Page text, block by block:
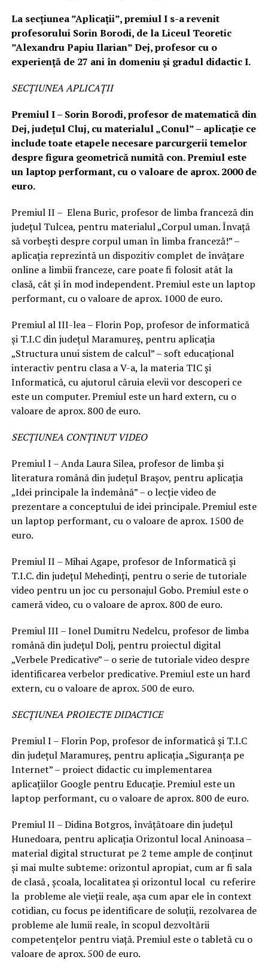
La secțiunea ”Aplicații”, premiul I s-a revenit
profesorului Sorin Borodi, de la Liceul Teoretic
”Alexandru Papiu Ilarian” Dej, profesor cu o
experiență de 27 ani în domeniu şi gradul didactic I.
SECȚIUNEA APLICAȚII
Premiul I – Sorin Borodi, profesor de matematică din
Dej, județul Cluj, cu materialul „Conul” – aplicație ce
include toate etapele necesare parcurgerii temelor
despre figura geometrică numită con. Premiul este
un laptop performant, cu o valoare de aprox. 2000 de
euro.
Premiul II – Elena Buric, profesor de limba franceză din
județul Tulcea, pentru materialul „Corpul uman. Învață
să vorbești despre corpul uman în limba franceză!” –
aplicația reprezintă un dispozitiv complet de învățare
online a limbii franceze, care poate fi folosit atât la
clasă, cât și în mod independent. Premiul este un laptop
performant, cu o valoare de aprox. 1000 de euro.
Premiul al III-lea – Florin Pop, profesor de informatică
și T.I.C din județul Maramureș, pentru aplicația
„Structura unui sistem de calcul” – soft educațional
interactiv pentru clasa a V-a, la materia TIC și
Informatică, cu ajutorul căruia elevii vor descoperi ce
este un computer. Premiul este un hard extern, cu o
valoare de aprox. 800 de euro.
SECȚIUNEA CONȚINUT VIDEO
Premiul I – Anda Laura Silea, profesor de limba și
literatura română din județul Brașov, pentru aplicația
„Idei principale la îndemână” – o lecție video de
prezentare a conceptului de idei principale. Premiul este
un laptop performant, cu o valoare de aprox. 1500 de
euro.
Premiul II – Mihai Agape, profesor de Informatică și
T.I.C. din județul Mehedinți, pentru o serie de tutoriale
video pentru un joc cu personajul Gobo. Premiul este o
cameră video, cu o valoare de aprox. 800 de euro.
Premiul III – Ionel Dumitru Nedelcu, profesor de limba
română din județul Dolj, pentru proiectul digital
„Verbele Predicative” – o serie de tutoriale video despre
identificarea verbelor predicative. Premiul este un hard
extern, cu o valoare de aprox. 500 de euro.
SECȚIUNEA PROIECTE DIDACTICE
Premiul I – Florin Pop, profesor de informatică și T.I.C
din județul Maramureș, pentru aplicația „Siguranța pe
Internet” – proiect didactic cu implementarea
aplicațiilor Google pentru Educație. Premiul este un
laptop performant, cu o valoare de aprox. 800 de euro.
Premiul II – Didina Botgros, învățătoare din județul
Hunedoara, pentru aplicația Orizontul local Aninoasa –
material digital structurat pe 2 teme ample de conținut
și mai multe subteme: orizontul apropiat, cum ar fi sala
de clasă , școala, localitatea și orizontul local cu referire
la probleme ale vieții reale, așa cum apar ele în context
cotidian, cu focus pe identificare de soluții, rezolvarea de
probleme ale lumii reale, în scopul dezvoltării
competențelor pentru viață. Premiul este o tabletă cu o
valoare de aprox. 500 de euro.